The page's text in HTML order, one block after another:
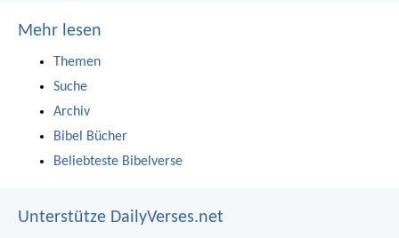
Mehr lesen
Themen
Suche
Archiv
Bibel Bücher
Beliebteste Bibelverse
Unterstütze DailyVerses.net